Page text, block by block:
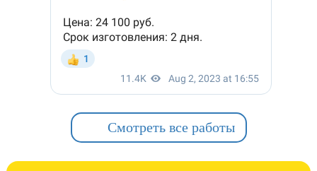
Смотреть все работы